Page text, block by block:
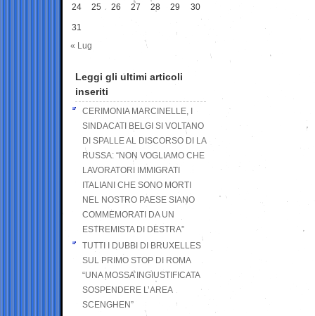
24 25 26 27 28 29 30
31
« Lug
Leggi gli ultimi articoli
inseriti
CERIMONIA MARCINELLE, I
SINDACATI BELGI SI VOLTANO
DI SPALLE AL DISCORSO DI LA
RUSSA: “NON VOGLIAMO CHE
LAVORATORI IMMIGRATI
ITALIANI CHE SONO MORTI
NEL NOSTRO PAESE SIANO
COMMEMORATI DA UN
ESTREMISTA DI DESTRA”
TUTTI I DUBBI DI BRUXELLES
SUL PRIMO STOP DI ROMA
“UNA MOSSA INGIUSTIFICATA
SOSPENDERE L’AREA
SCENGHEN”